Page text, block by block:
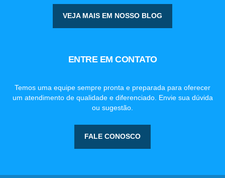
VEJA MAIS EM NOSSO BLOG
ENTRE EM CONTATO
Temos uma equipe sempre pronta e preparada para oferecer
um atendimento de qualidade e diferenciado. Envie sua dúvida
ou sugestão.
FALE CONOSCO